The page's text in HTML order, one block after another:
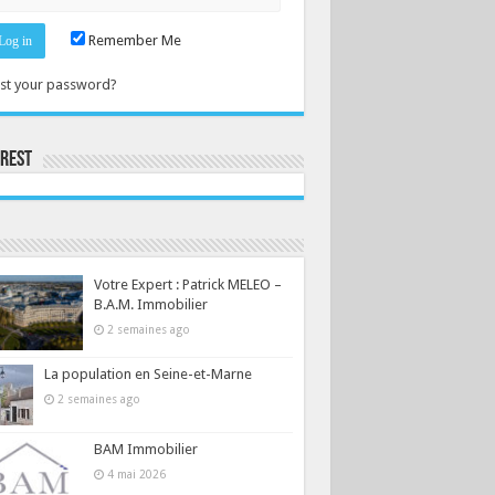
Remember Me
your password?
Votre Expert : Patrick MELEO –
B.A.M. Immobilier
2 semaines ago
La population en Seine-et-Marne
2 semaines ago
BAM Immobilier
4 mai 2026